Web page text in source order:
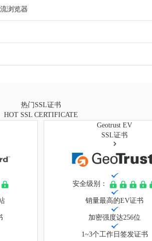
浏览器
热门SSL证书
HOT SSL CERTIFICATE
Geotrust EV
SSL证书
安全级别：
销量最高的EV证书
加密强度达256位
1~3个工作日签发证书